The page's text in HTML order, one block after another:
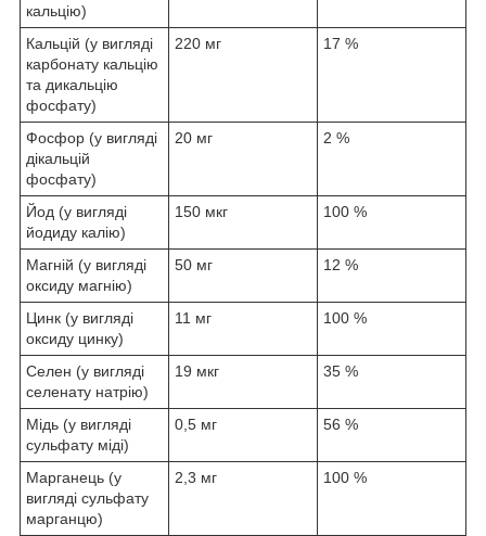
кальцію)
Кальцій (у вигляді
карбонату кальцію
та дикальцію
фосфату)
220 мг 17 %
Фосфор (у вигляді
дікальцій
фосфату)
20 мг 2 %
Йод (у вигляді
йодиду калію)
150 мкг 100 %
Магній (у вигляді
оксиду магнію)
50 мг 12 %
Цинк (у вигляді
оксиду цинку)
11 мг 100 %
Селен (у вигляді
селенату натрію)
19 мкг 35 %
Мідь (у вигляді
сульфату міді)
0,5 мг 56 %
Марганець (у
вигляді сульфату
марганцю)
2,3 мг 100 %